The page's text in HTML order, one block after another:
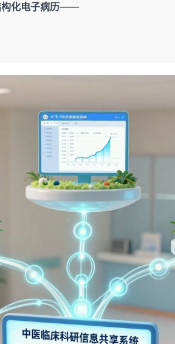
化电子病历——